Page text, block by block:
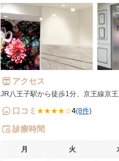
アクセス
JR八王子駅から徒歩1分、京王線京
口コミ ★★★★☆4(8件)
診療時間
月 火